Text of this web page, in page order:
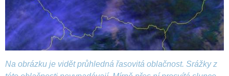
Na obrázku je vidět průhledná řasovitá oblačnost. Srážky z